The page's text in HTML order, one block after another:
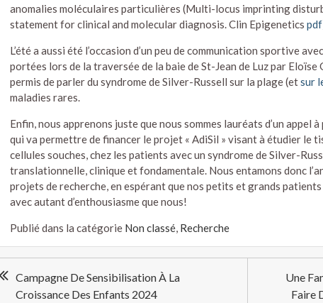
anomalies moléculaires particulières (Multi-locus imprinting
statement for clinical and molecular diagnosis. Clin Epigenetics pdf
L’été a aussi été l’occasion d’un peu de communication sportive
portées lors de la traversée de la baie de St-Jean de Luz par Eloïse
permis de parler du syndrome de Silver-Russell sur la plage (etsur
maladies rares.
Enfin, nous apprenons juste que nous sommes lauréats d’un appel
qui va permettre de financer le projet « AdiSil » visant à étudier le
cellules souches, chez les patients avec un syndrome de Silver-
translationnelle, clinique et fondamentale. Nous entamons donc
projets de recherche, en espérant que nos petits et grands
avec autant d’enthousiasme que nous!
Publié dans la catégorie Non classé, Recherche
Navigation
de
Campagne De Sensibilisation À La
Croissance Des Enfants 2024
Une
Faire